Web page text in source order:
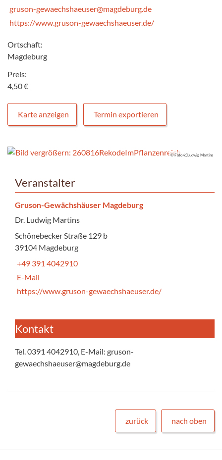
gruson-gewaechshaeuser@magdeburg.de
https://www.gruson-gewaechshaeuser.de/
Ortschaft:
Magdeburg
Preis:
4,50 €
Karte anzeigen Termin exportieren
© Foto (c)Ludwig Martins
Veranstalter
Gruson-Gewächshäuser Magdeburg
Dr. Ludwig Martins
Schönebecker Straße 129 b
39104 Magdeburg
+49 391 4042910
E-Mail
https://www.gruson-gewaechshaeuser.de/
Kontakt
Tel. 0391 4042910, E-Mail: gruson-
gewaechshaeuser@magdeburg.de
zurück nach oben